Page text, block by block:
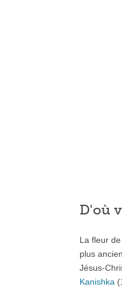
D'où
La fleur
plus
Jésus-
Kanishka